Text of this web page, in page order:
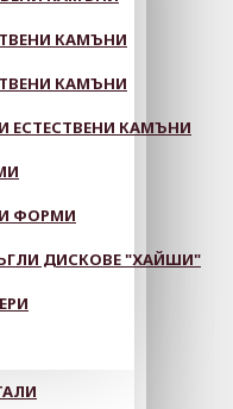
КАМЪНИ
КАМЪНИ
ЕСТЕСТВЕНИ КАМЪНИ
ФОРМИ
ДИСКОВЕ "ХАЙШИ"